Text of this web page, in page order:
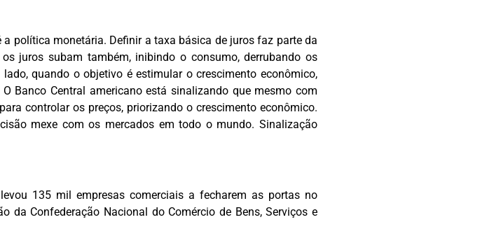
política monetária. Definir a taxa básica de juros faz parte da
juros subam também, inibindo o consumo, derrubando os
quando o objetivo é estimular o crescimento econômico,
Banco Central americano está sinalizando que mesmo com
controlar os preços, priorizando o crescimento econômico.
mexe com os mercados em todo o mundo. Sinalização
135 mil empresas comerciais a fecharem as portas no
da Confederação Nacional do Comércio de Bens, Serviços e